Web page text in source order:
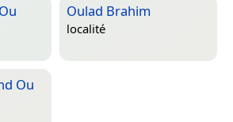
Oulad Brahim
localité
Ou